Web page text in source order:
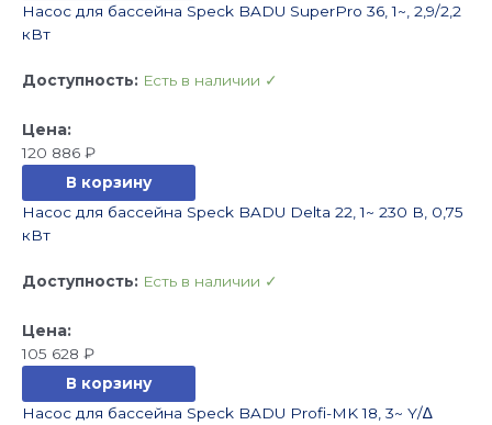
Насос для бассейна Speck BADU SuperPro 36, 1~, 2,9/2,2
кВт
Доступность: Есть в наличии ✓
120 886 ₽
В корзину
Насос для бассейна Speck BADU Delta 22, 1~ 230 В, 0,75
кВт
Доступность: Есть в наличии ✓
105 628 ₽
В корзину
Насос для бассейна Speck BADU Profi-MK 18, 3~ Y/∆